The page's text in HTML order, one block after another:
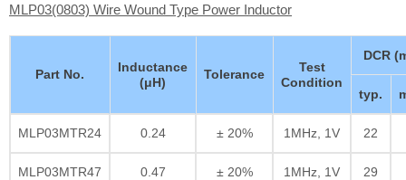
MLP03(0803) Wire Wound Type Power Inductor
Part No.
Inductance
(μH)
Tolerance
Test
Condition
DCR
typ.
MLP03MTR24 0.24 ± 20% 1MHz, 1V 22
MLP03MTR47 0.47 ± 20% 1MHz, 1V 29